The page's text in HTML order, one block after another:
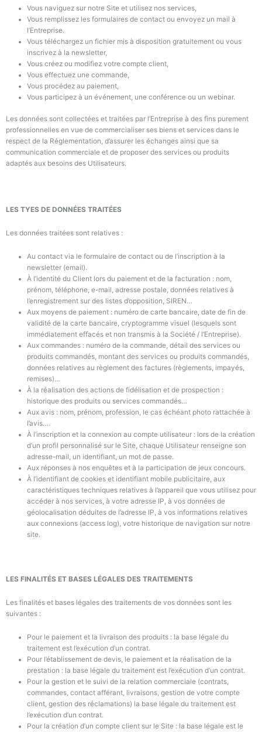
Vous naviguez sur notre Site et utilisez nos services,
Vous remplissez les formulaires de contact ou envoyez un mail à
l’Entreprise.
Vous téléchargez un fichier mis à disposition gratuitement ou vous
inscrivez à la newsletter,
Vous créez ou modifiez votre compte client,
Vous effectuez une commande,
Vous procédez au paiement,
Vous participez à un événement, une conférence ou un webinar.
Les données sont collectées et traitées par l’Entreprise à des fins purement
professionnelles en vue de commercialiser ses biens et services dans le
respect de la Réglementation, d’assurer les échanges ainsi que sa
communication commerciale et de proposer des services ou produits
adaptés aux besoins des Utilisateurs.
LES TYES DE DONNÉES TRAITÉES
Les données traitées sont relatives :
Au contact via le formulaire de contact ou de l’inscription à la
newsletter (email).
À l’identité du Client lors du paiement et de la facturation : nom,
prénom, téléphone, e-mail, adresse postale, données relatives à
l’enregistrement sur des listes d’opposition, SIREN…
Aux moyens de paiement : numéro de carte bancaire, date de fin de
validité de la carte bancaire, cryptogramme visuel (lesquels sont
immédiatement effacés et non transmis à la Société / l’Entreprise).
Aux commandes : numéro de la commande, détail des services ou
produits commandés, montant des services ou produits commandés,
données relatives au règlement des factures (règlements, impayés,
remises)…
À la réalisation des actions de fidélisation et de prospection :
historique des produits ou services commandés…
Aux avis : nom, prénom, profession, le cas échéant photo rattachée à
l’avis….
À l’inscription et la connexion au compte utilisateur : lors de la création
d’un profil personnalisé sur le Site, chaque Utilisateur renseigne son
adresse-mail, un identifiant, un mot de passe.
Aux réponses à nos enquêtes et à la participation de jeux concours.
À l’identifiant de cookies et identifiant mobile publicitaire, aux
caractéristiques techniques relatives à l’appareil que vous utilisez pour
accéder à nos services, à votre adresse IP, à vos données de
géolocalisation déduites de l’adresse IP, à vos informations relatives
aux connexions (access log), votre historique de navigation sur notre
site.
LES FINALITÉS ET BASES LÉGALES DES TRAITEMENTS
Les finalités et bases légales des traitements de vos données sont les
suivantes :
Pour le paiement et la livraison des produits : la base légale du
traitement est l’exécution d’un contrat.
Pour l’établissement de devis, le paiement et la réalisation de la
prestation : la base légale du traitement est l’exécution d’un contrat.
Pour la gestion et le suivi de la relation commerciale (contrats,
commandes, contact afférant, livraisons, gestion de votre compte
client, gestion des réclamations) la base légale du traitement est
l’exécution d’un contrat.
Pour la création d’un compte client sur le Site : la base légale est le